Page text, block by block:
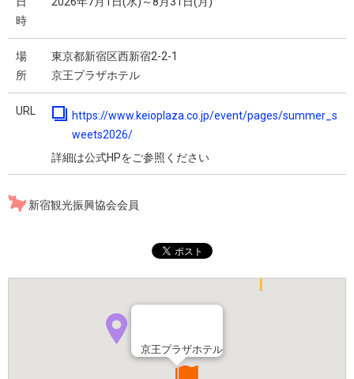
時
場
所
東京都新宿区西新宿2-2-1
京王プラザホテル
URL
https://www.keioplaza.co.jp/event/pages/summer_s
weets2026/
詳細は公式HPをご参照ください
新宿観光振興協会会員
京王プラザホテル